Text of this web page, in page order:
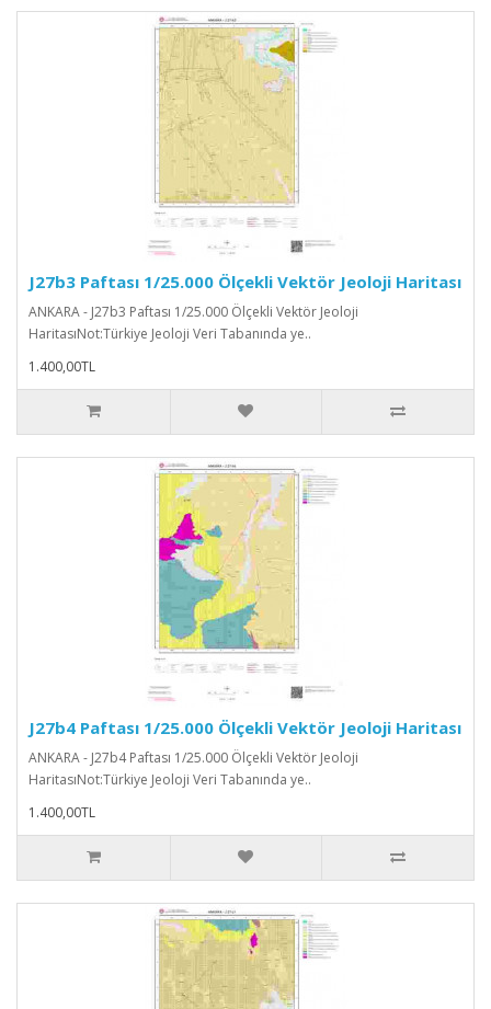
J27b3 Paftası 1/25.000 Ölçekli Vektör Jeoloji Haritası
ANKARA - J27b3 Paftası 1/25.000 Ölçekli Vektör Jeoloji
HaritasıNot:Türkiye Jeoloji Veri Tabanında ye..
1.400,00TL
J27b4 Paftası 1/25.000 Ölçekli Vektör Jeoloji Haritası
ANKARA - J27b4 Paftası 1/25.000 Ölçekli Vektör Jeoloji
HaritasıNot:Türkiye Jeoloji Veri Tabanında ye..
1.400,00TL